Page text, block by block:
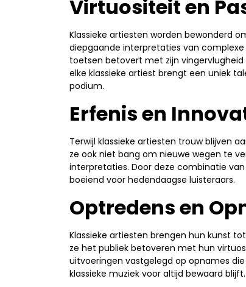
Virtuositeit en
Klassieke artiesten worden bewonderd
diepgaande interpretaties van
toetsen betovert met zijn
elke klassieke artiest brengt een uniek
podium.
Erfenis en
Terwijl klassieke artiesten trouw blijven
ze ook niet bang om nieuwe wegen te
interpretaties. Door deze combinatie
boeiend voor hedendaagse luisteraars.
Optredens en
Klassieke artiesten brengen hun kunst
ze het publiek betoveren met hun
uitvoeringen vastgelegd op opnames
klassieke muziek voor altijd bewaard blijft.